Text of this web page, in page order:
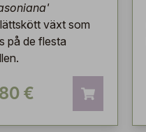
växt som
på de flesta
€